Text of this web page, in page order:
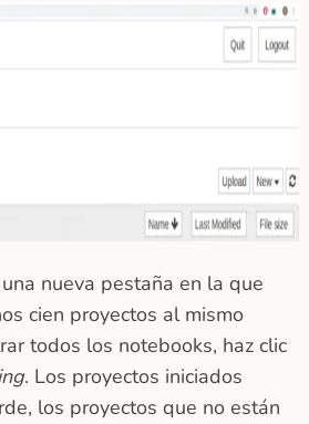
nueva pestaña en la que
cien proyectos al mismo
todos los notebooks, haz clic
. Los proyectos iniciados
los proyectos que no están